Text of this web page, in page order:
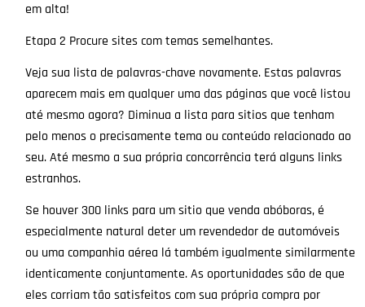
em alta!
Etapa 2 Procure sites com temas semelhantes.
Veja sua lista de palavras-chave novamente. Estas palavras
aparecem mais em qualquer uma das páginas que você listou
até mesmo agora? Diminua a lista para sitios que tenham
pelo menos o precisamente tema ou conteúdo relacionado ao
seu. Até mesmo a sua própria concorrência terá alguns links
estranhos.
Se houver 300 links para um sitio que venda abóboras, é
especialmente natural deter um revendedor de automóveis
ou uma companhia aérea lá também igualmente similarmente
identicamente conjuntamente. As oportunidades são de que
eles corriam tão satisfeitos com sua própria compra por